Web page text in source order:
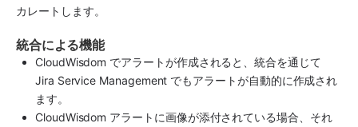
カレートします。
統合による機能
CloudWisdom
Jira Service Management でもアラートが自動的に作成され
ます。
CloudWisdom アラートに画像が添付されている場合、それ